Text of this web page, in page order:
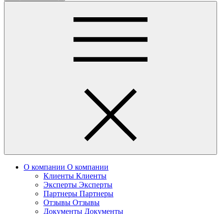
О компании О компании
Клиенты Клиенты
Эксперты Эксперты
Партнеры Партнеры
Отзывы Отзывы
Документы Документы